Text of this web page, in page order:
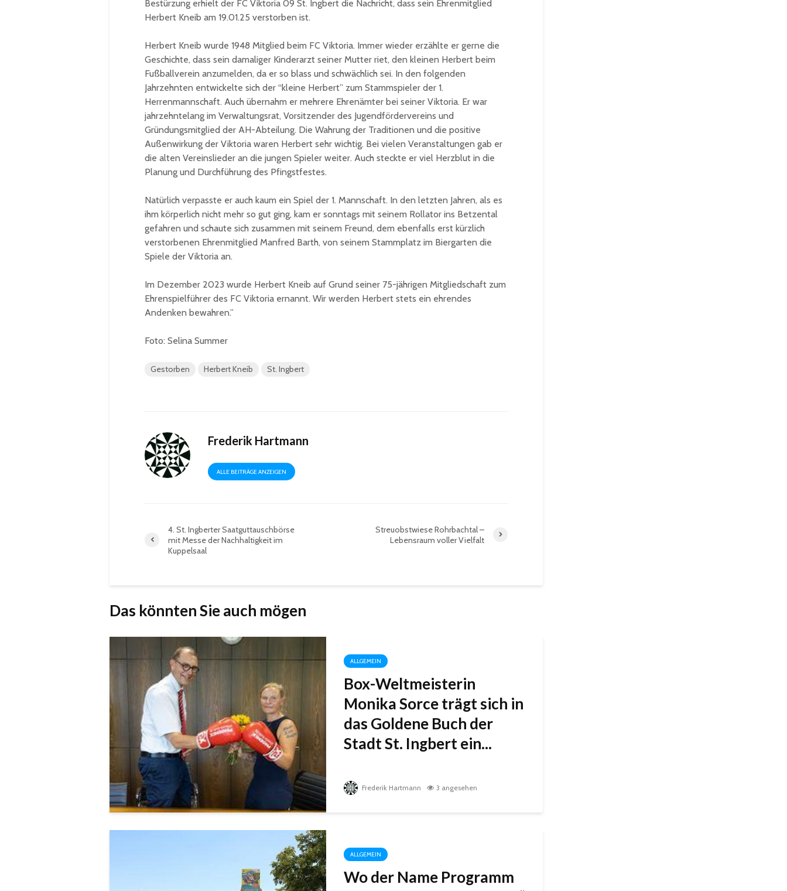
Bestürzung erhielt der FC Viktoria 09 St. Ingbert die Nachricht, dass sein Ehrenmitglied
Herbert Kneib am 19.01.25 verstorben ist.
Herbert Kneib wurde 1948 Mitglied beim FC Viktoria. Immer wieder erzählte er gerne die
Geschichte, dass sein damaliger Kinderarzt seiner Mutter riet, den kleinen Herbert beim
Fußballverein anzumelden, da er so blass und schwächlich sei. In den folgenden
Jahrzehnten entwickelte sich der “kleine Herbert” zum Stammspieler der 1.
Herrenmannschaft. Auch übernahm er mehrere Ehrenämter bei seiner Viktoria. Er war
jahrzehntelang im Verwaltungsrat, Vorsitzender des Jugendfördervereins und
Gründungsmitglied der AH-Abteilung. Die Wahrung der Traditionen und die positive
Außenwirkung der Viktoria waren Herbert sehr wichtig. Bei vielen Veranstaltungen gab er
die alten Vereinslieder an die jungen Spieler weiter. Auch steckte er viel Herzblut in die
Planung und Durchführung des Pfingstfestes.
Natürlich verpasste er auch kaum ein Spiel der 1. Mannschaft. In den letzten Jahren, als es
ihm körperlich nicht mehr so gut ging, kam er sonntags mit seinem Rollator ins Betzental
gefahren und schaute sich zusammen mit seinem Freund, dem ebenfalls erst kürzlich
verstorbenen Ehrenmitglied Manfred Barth, von seinem Stammplatz im Biergarten die
Spiele der Viktoria an.
Im Dezember 2023 wurde Herbert Kneib auf Grund seiner 75-jährigen Mitgliedschaft zum
Ehrenspielführer des FC Viktoria ernannt. Wir werden Herbert stets ein ehrendes
Andenken bewahren.”
Foto: Selina Summer
Gestorben Herbert Kneib St. Ingbert
Frederik Hartmann
ALLE BEITRÄGE ANZEIGEN
4. St. Ingberter Saatguttauschbörse
mit Messe der Nachhaltigkeit im
Kuppelsaal
Streuobstwiese Rohrbachtal –
Lebensraum voller Vielfalt
Das könnten Sie auch mögen
ALLGEMEIN
Box-Weltmeisterin
Monika Sorce trägt sich in
das Goldene Buch der
Stadt St. Ingbert ein...
Frederik Hartmann 3 angesehen
ALLGEMEIN
Wo der Name Programm